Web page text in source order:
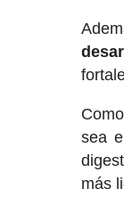
sea
más